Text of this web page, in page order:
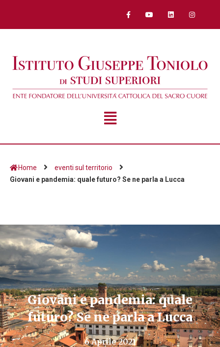
Home
eventi sul territorio
Giovani e pandemia: quale futuro? Se ne parla a Lucca
Giovani e pandemia: quale
futuro? Se ne parla a Lucca
6 Aprile 2021